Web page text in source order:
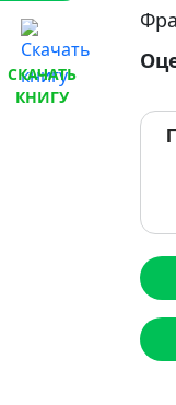
СКАЧАТЬ
КНИГУ